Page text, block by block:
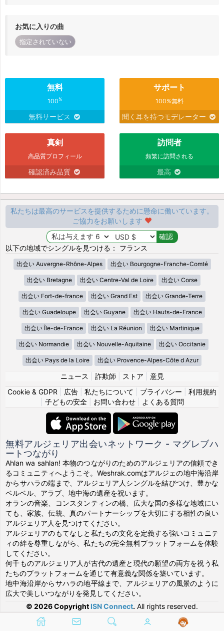
お気に入りの曲
指定されていない
無料
100%
無料サービス
サポート
100%無料
聞く耳を持つモデレーター
真剣
高品質プロフィール
確認済み品質
訪問者
頻繁に訪問される
最高
私たちは最高のサービスを提供するために懸命に働いています。
ご協力をお願いします
以下の地域でシングルを見つける： フランス
出会い Auvergne-Rhône-Alpes 出会い Bourgogne-Franche-Comté
出会い Bretagne 出会い Centre-Val de Loire 出会い Corse
出会い Fort-de-france 出会い Grand Est 出会い Grande-Terre
出会い Guadeloupe 出会い Guyane 出会い Hauts-de-France
出会い Île-de-France 出会い La Réunion 出会い Martinique
出会い Normandie 出会い Nouvelle-Aquitaine 出会い Occitanie
出会い Pays de la Loire 出会い Provence-Alpes-Côte d Azur
ニュース 詐欺師 ストア
意見
Cookie & GDPR
広告 私たちについて プライバシー
利用規約
子どもの安全| お問い合わせ| よくある質問
無料アルジェリア出会いネットワーク - マグレブハ
ートつながり
Ahlan wa sahlan! 本物のつながりのためのアルジェリアの信頼でき
るコミュニティへようこそ。Weshrak.comはアルジェの地中海沿岸
からサハラの端まで、アルジェリア人シングルを結びつけ、豊かな
ベルベル、アラブ、地中海の遺産を祝います。
オランの音楽、コンスタンティンの橋、広大な国の多様な地域にい
ても、家族、伝統、真のパートナーシップを大切にする相性の良い
アルジェリア人を見つけてください。
アルジェリアのもてなしと私たちの文化を定義する強いコミュニテ
ィの絆を尊重しながら、私たちの完全無料プラットフォームを体験
してください。
何千ものアルジェリア人が古代の遺産と現代の願望の両方を祝う私
たちのプラットフォームを通じて有意義な関係を築いています。
地中海沿岸からサハラの地平線まで、アルジェリアの風景のように
広大で美しいつながりを発見してください。
© 2026 Copyright ISN Connect. All rights reserved.